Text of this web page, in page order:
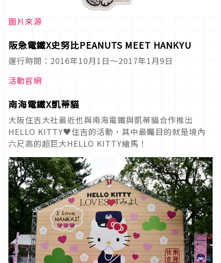
圖片來源
阪急電鐵X史努比PEANUTS MEET HANKYU
運行時間：2016年10月1日〜2017年1月9日
活動官網
南海電鐵X凱蒂貓
大阪住吉大社最近也與南海電鐵與凱蒂貓合作推出
HELLO KITTY♥住吉的活動，其中最矚目的就是境內
六尺高的超巨大HELLO KITTY繪馬！